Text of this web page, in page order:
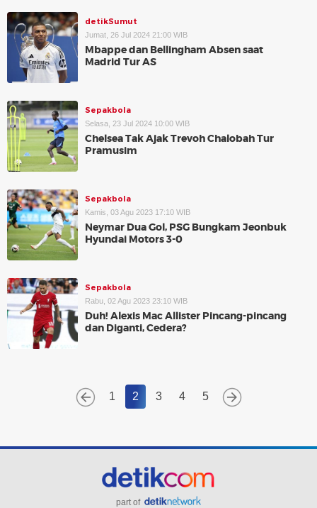
detikSumut
Jumat, 26 Jul 2024 21:00 WIB
Mbappe dan Bellingham Absen saat
Madrid Tur AS
Sepakbola
Selasa, 23 Jul 2024 10:00 WIB
Chelsea Tak Ajak Trevoh Chalobah Tur
Pramusim
Sepakbola
Kamis, 03 Agu 2023 17:10 WIB
Neymar Dua Gol, PSG Bungkam Jeonbuk
Hyundai Motors 3-0
Sepakbola
Rabu, 02 Agu 2023 23:10 WIB
Duh! Alexis Mac Allister Pincang-pincang
dan Diganti, Cedera?
1 2 3 4 5
part of